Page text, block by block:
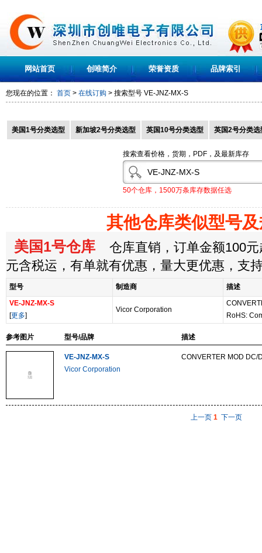
网站首页 创唯简介 荣誉资质 品牌索引
您现在的位置： 首页 > 在线订购 > 搜索型号 VE-JNZ-MX-S
美国1号分类选型 新加坡2号分类选型 英国10号分类选型 英国2号分类选
搜索查看价格，货期，PDF，及最新库存
50个仓库，1500万条库存数据任选
其他仓库类似型号
美国1号仓库 仓库直销，订单金额100元
元含税运，有单就有优惠，量大更优惠，支
型号 制造商
描述
VE-JNZ-MX-S
[更多]
Vicor Corporation
RoHS:
参考图片 型号/品牌 描述
VE-JNZ-MX-S
Vicor Corporation
CONVERTER MOD DC/
上一页 1 下一页